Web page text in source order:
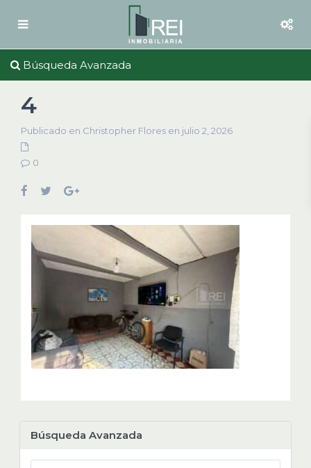
Búsqueda Avanzada
4
Publicado en Christopher Flores en julio 2, 2026
0
Búsqueda Avanzada